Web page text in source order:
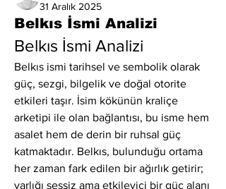
31 Aralık 2025
Belkıs İsmi Analizi
Belkıs İsmi Analizi
Belkıs ismi tarihsel ve sembolik olarak
güç, sezgi, bilgelik ve doğal otorite
etkileri taşır. İsim kökünün kraliçe
arketipi ile olan bağlantısı, bu isme hem
asalet hem de derin bir ruhsal güç
katmaktadır. Belkıs, bulunduğu ortama
her zaman fark edilen bir ağırlık getirir;
varlığı sessiz ama etkileyici bir güç alanı